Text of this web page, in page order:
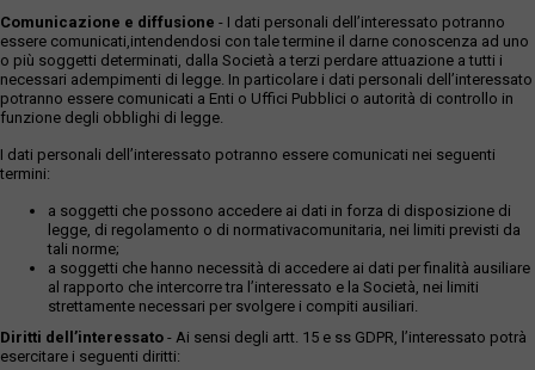
Comunicazione e diffusione - I dati personali dell’interessato potranno
essere comunicati,intendendosi con tale termine il darne conoscenza ad uno
o più soggetti determinati, dalla Società a terzi perdare attuazione a tutti i
necessari adempimenti di legge. In particolare i dati personali dell’interessato
potranno essere comunicati a Enti o Uffici Pubblici o autorità di controllo in
funzione degli obblighi di legge.
I dati personali dell’interessato potranno essere comunicati nei seguenti
termini:
a soggetti che possono accedere ai dati in forza di disposizione di
legge, di regolamento o di normativacomunitaria, nei limiti previsti da
tali norme;
a soggetti che hanno necessità di accedere ai dati per finalità ausiliare
al rapporto che intercorre tra l’interessato e la Società, nei limiti
strettamente necessari per svolgere i compiti ausiliari.
Diritti dell’interessato - Ai sensi degli artt. 15 e ss GDPR, l’interessato potrà
esercitare i seguenti diritti: